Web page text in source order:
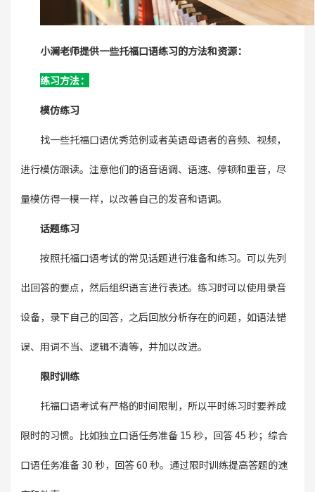
小澜老师提供一些托福口语练习的方法和资源：
练习方法：
模仿练习
找一些托福口语优秀范例或者英语母语者的音频、视频，
进行模仿跟读。注意他们的语音语调、语速、停顿和重音，尽
量模仿得一模一样，以改善自己的发音和语调。
话题练习
按照托福口语考试的常见话题进行准备和练习。可以先列
出回答的要点，然后组织语言进行表述。练习时可以使用录音
设备，录下自己的回答，之后回放分析存在的问题，如语法错
误、用词不当、逻辑不清等，并加以改进。
限时训练
托福口语考试有严格的时间限制，所以平时练习时要养成
限时的习惯。比如独立口语任务准备 15 秒，回答 45 秒；综合
口语任务准备 30 秒，回答 60 秒。通过限时训练提高答题的速